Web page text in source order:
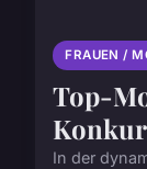
FRAUEN /
Top-
In der